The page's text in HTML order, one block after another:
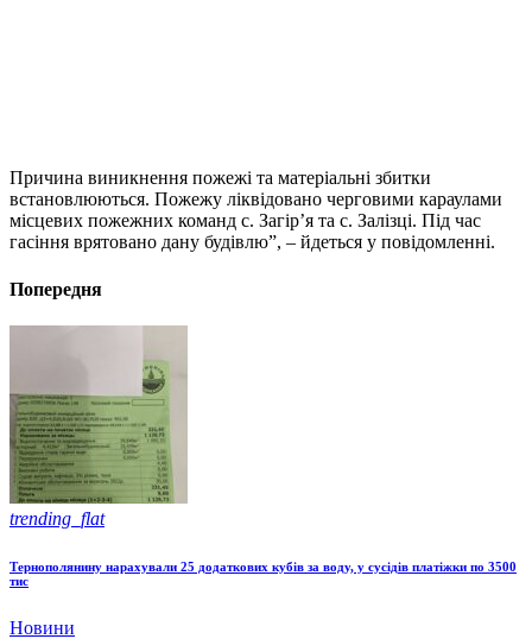
Причина виникнення пожежі та матеріальні збитки
встановлюються. Пожежу ліквідовано черговими караулами
місцевих пожежних команд с. Загір’я та с. Залізці. Під час
гасіння врятовано дану будівлю”, – йдеться у повідомленні.
Попередня
trending_flat
Тернополянину нарахували 25 додаткових кубів за воду, у сусідів платіжки по 3500
тис
Новини